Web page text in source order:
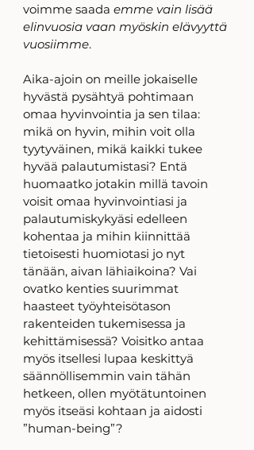
voimme saada emme vain lisää
elinvuosia vaan myöskin elävyyttä
vuosiimme.
Aika-ajoin on meille jokaiselle
hyvästä pysähtyä pohtimaan
omaa hyvinvointia ja sen tilaa:
mikä on hyvin, mihin voit olla
tyytyväinen, mikä kaikki tukee
hyvää palautumistasi? Entä
huomaatko jotakin millä tavoin
voisit omaa hyvinvointiasi ja
palautumiskykyäsi edelleen
kohentaa ja mihin kiinnittää
tietoisesti huomiotasi jo nyt
tänään, aivan lähiaikoina? Vai
ovatko kenties suurimmat
haasteet työyhteisötason
rakenteiden tukemisessa ja
kehittämisessä? Voisitko antaa
myös itsellesi lupaa keskittyä
säännöllisemmin vain tähän
hetkeen, ollen myötätuntoinen
myös itseäsi kohtaan ja aidosti
”human-being”?